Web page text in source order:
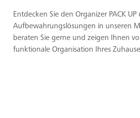
Entdecken Sie den Organizer PACK
Aufbewahrungslösungen in unseren
beraten Sie gerne und zeigen Ihnen
funktionale Organisation Ihres